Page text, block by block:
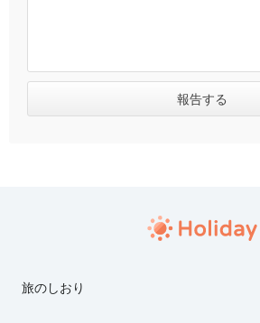
旅のしおり